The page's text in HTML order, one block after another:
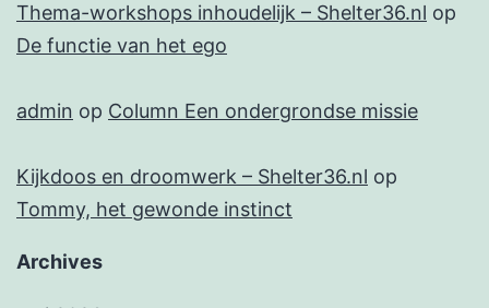
Thema-workshops inhoudelijk – Shelter36.nl op
De functie van het ego
admin op Column Een ondergrondse missie
Kijkdoos en droomwerk – Shelter36.nl op
Tommy, het gewonde instinct
Archives